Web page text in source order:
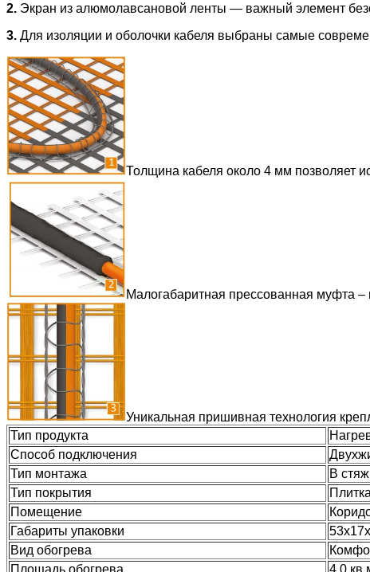
2. Экран из алюмолавсановой ленты — важный элемент
3. Для изоляции и оболочки кабеля выбраны самые
Толщина кабеля около 4 мм позволяет
Малогабаритная прессованная муфта
Уникальная пришивная технология
Тип продукта
Способ подключения
Тип монтажа
В
Тип покрытия
Помещение
Габариты упаковки
Вид обогрева
Площадь обогрева
4.0